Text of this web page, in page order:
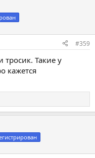
#359
тросик. Такие у
кажется